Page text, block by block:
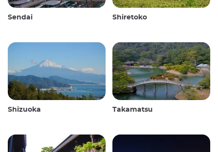
Sendai Shiretoko
Shizuoka Takamatsu